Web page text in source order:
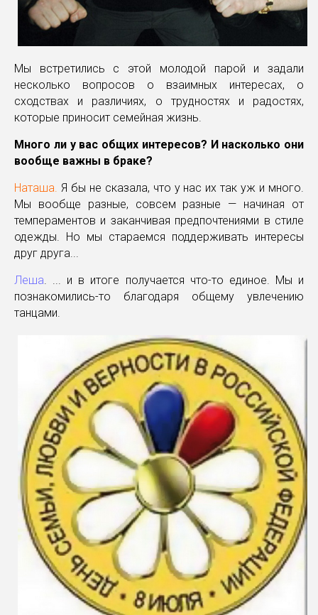
Мы встретились с этой молодой парой и задали
несколько вопросов о взаимных интересах, о
сходствах и различиях, о трудностях и радостях,
которые приносит семейная жизнь.
Много ли у вас общих интересов? И насколько они
вообще важны в браке?
Наташа. Я бы не сказала, что у нас их так уж и много.
Мы вообще разные, совсем разные — начиная от
темпераментов и заканчивая предпочтениями в стиле
одежды. Но мы стараемся поддерживать интересы
друг друга...
Леша . ... и в итоге получается что-то единое. Мы и
познакомились-то благодаря общему увлечению
танцами.